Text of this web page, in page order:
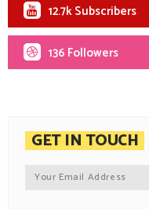
12.7k Subscribers
136 Followers
GET IN TOUCH